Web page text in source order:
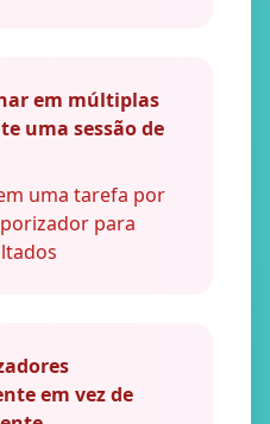
em múltiplas
uma sessão de
uma tarefa por
para
em vez de